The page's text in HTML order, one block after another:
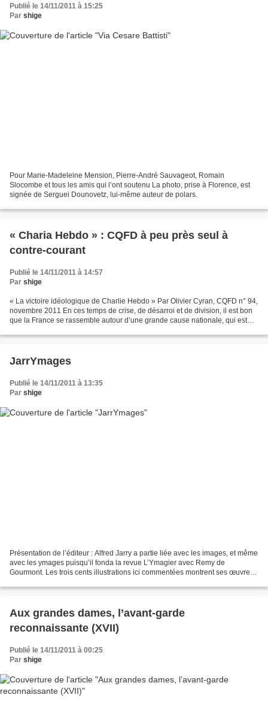
Publié le 14/11/2011 à 15:25
Par shige
Pour Marie-Madeleine Mension, Pierre-André Sauvageot, Romain
Slocombe et tous les amis qui l’ont soutenu La photo, prise à Florence, est
signée de Serguei Dounovetz, lui-même auteur de polars.
« Charia Hebdo » : CQFD à peu près seul à
contre-courant
Publié le 14/11/2011 à 14:57
Par shige
« La victoire idéologique de Charlie Hebdo » Par Olivier Cyran, CQFD n° 94,
novembre 2011 En ces temps de crise, de désarroi et de division, il est bon
que la France se rassemble autour d’une grande cause nationale, qui est
JarrYmages
Publié le 14/11/2011 à 13:35
Par shige
Présentation de l’éditeur : Alfred Jarry a partie liée avec les images, et même
avec les ymages puisqu’il fonda la revue L’Ymagier avec Remy de
Gourmont. Les trois cents illustrations ici commentées montrent ses œuvres
Aux grandes dames, l’avant-garde
reconnaissante (XVII)
Publié le 14/11/2011 à 00:25
Par shige